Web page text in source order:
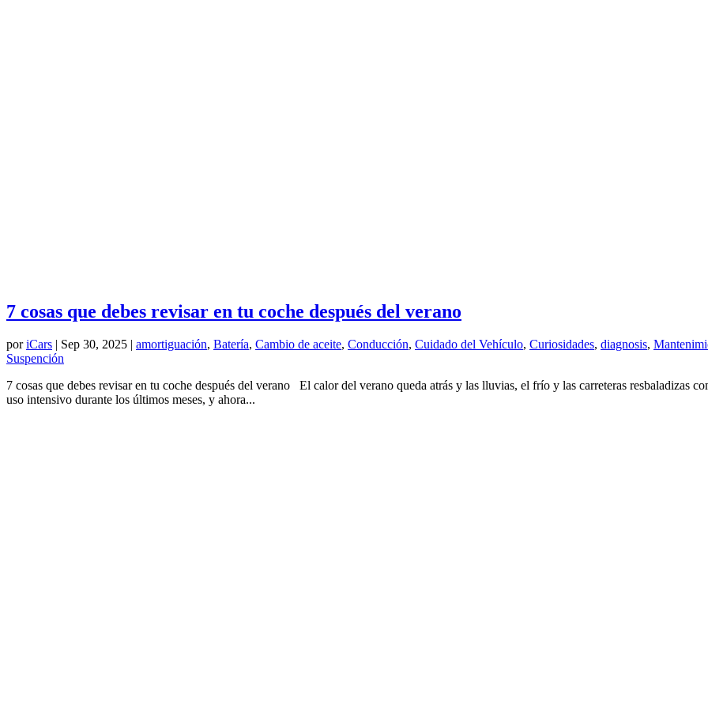
7 cosas que debes revisar en tu coche después del verano
poriCars | Sep 30, 2025 | amortiguación, Batería, Cambio de aceite, Conducción, Cuidado del Vehículo, Curiosidades, diagnosis,
Suspención
7 cosas que debes revisar en tu coche después del verano El calor del verano queda atrás y las lluvias, el frío y las carreteras resbaladizas
uso intensivo durante los últimos meses, y ahora...